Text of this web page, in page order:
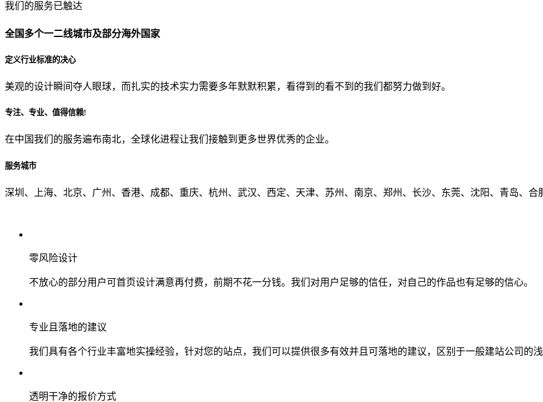
贵公司预算范围是？
贵公司的团队规模是？
从哪里了解到我们？
我们的服务已触达
全国多个一二线城市及部分海外国家
定义行业标准的决心
美观的设计瞬间夺人眼球，而扎实的技术实力需要多年默默积累，看得到的看不到的我们都努力做到好。
专注、专业、值得信赖!
在中国我们的服务遍布南北，全球化进程让我们接触到更多世界优秀的企业。
服务城市
深圳、上海、北京、广州、香港、成都、重庆、杭州、武汉、西定、天津、苏州、南京、郑州、长沙、东莞、沈阳、青岛、合
零风险设计
不放心的部分用户可首页设计满意再付费，前期不花一分钱。我们对用户足够的信任，对自己的作品也有足够的信心。
专业且落地的建议
我们具有各个行业丰富地实操经验，针对您的站点，我们可以提供很多有效并且可落地的建议，区别于一般建站公司的
透明干净的报价方式